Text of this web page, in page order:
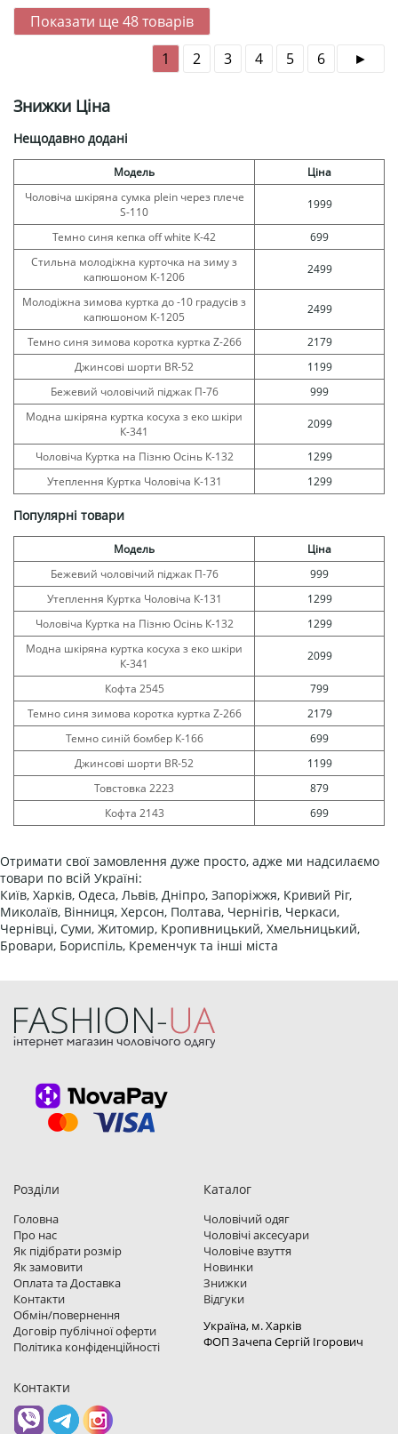
Показати ще 48товарів
1
2 3 4 5 6
Знижки Ціна
Нещодавно додані
Модель
Ціна
Чоловіча шкіряна сумка plein через плече
S-110
1999
Темно синя кепка off white К-42
699
Стильна молодіжна курточка на зиму з
капюшоном К-1206
2499
Молодіжна зимова куртка до -10 градусів з
капюшоном К-1205
2499
Темно синя зимова коротка куртка Z-266
2179
Джинсові шорти BR-52
1199
Бежевий чоловічий піджак П-76
999
Модна шкіряна куртка косуха з еко шкіри
К-341
2099
Чоловіча Куртка на Пізню Осінь К-132
1299
Утеплення Куртка Чоловіча К-131
1299
Популярні товари
Модель
Ціна
Бежевий чоловічий піджак П-76
999
Утеплення Куртка Чоловіча К-131
1299
Чоловіча Куртка на Пізню Осінь К-132
1299
Модна шкіряна куртка косуха з еко шкіри
К-341
2099
Кофта 2545
799
Темно синя зимова коротка куртка Z-266
2179
Темно синій бомбер К-166
699
Джинсові шорти BR-52
1199
Товстовка 2223
879
Кофта 2143
699
Отримати свої замовлення дуже просто, адже ми надсилаємо
товари по всій Україні:
Київ, Харків, Одеса, Львів, Дніпро, Запоріжжя, Кривий Ріг,
Миколаїв, Вінниця, Херсон, Полтава, Чернігів, Черкаси,
Чернівці, Суми, Житомир, Кропивницький, Хмельницький,
Бровари, Бориспіль, Кременчук та інші міста
Розділи
Головна
Про нас
Як підібрати розмір
Як замовити
Оплата та Доставка
Контакти
Обмін/повернення
Договір публічної оферти
Політика конфіденційності
Каталог
Чоловічий одяг
Чоловічі аксесуари
Чоловіче взуття
Новинки
Знижки
Відгуки
Україна, м. Харкiв
ФОП Зачепа Сергій Ігорович
Контакти